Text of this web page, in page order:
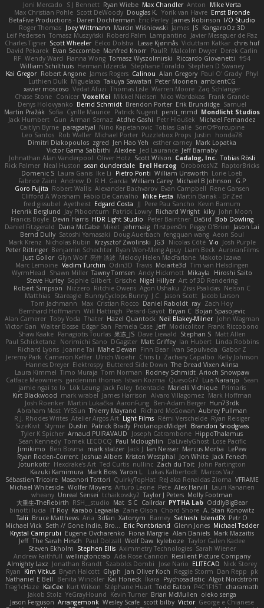
Joni Mercado S J Bennett Ryan Wiebe Max Chandler Anton
Mike Verta
Max Christian Pohle Scott DeWoody Douglas K. Yorik van Havre Ernst Bronde
BetaFive Productions - Daren Dochterman Eric Perley James Robinson I/O Studio
Roger Thomas Joey Wittmann Marcin Wiśniewski James JS KangaroOz 3D
Leif Pedersen Tomasz Muszyński Roberd Palm Lampantino Javier Meseguer de Paz
Charles Tigner Scott Wheeler Eelco Dolstra Lasse Kjønnås Viduttam Katkar chris huf
David Pekarek Evan Seccombe Manfred Knorr PaulR Malcolm Dwyer Derek Carlin
RF Wendy Ward Fianna Wong Tomasz Wyszolmirski Riccardo Giovanetti fr54
William Schilthuis Herman Idzerda Stephane Toraldo Stephen D Swaney
Kai Gregor Robert Angone James Rogers Calinou Alan Gregory Paul O' Grady Phyl
Luthien Dulk Miguelaxa Takuya Sawatari Peter Moonen ambientCG
xavier moscoso Vedat Afuzi Thomas Lisle Warren Moore Zaq Schlanger
Chase Stone Conicer VoxelKei Mikkel Nielsen Nico Wardakas Frank Grande
Denys Holovyanko Bernd Schmidt Brendon Porter Erik Brundidge Samuel
Martin Pražák Sofia Cyrille Maurice Patrick Nugent penti_mmd Mondlicht Studios
Jack Humbert Gun Arman Sernaz Atdhe Gashi Petr Hloušek
Michael Fernandez
Caitlyn Byrne paragsatyal Nino Kapetanovic Tobias Gallé SonOfPorcupine
Leo Santos Rob Waller Michael Porter Puzzlebox Props Justin
honda78
Dimitri Diakopoulos zgred Jen Hao Yeh esther carney Mark Lopatka
Victor Gama Sabbithi Alexlee Jed Laurance Jeff Barnaby
Johnathan Alan Vanderpool Oliver Hotz Scott Wilson Cadalog, Inc. Tobias Rösli
Rick Palmer Neal Huston sean dunderdale Erel Herzog OroborosNZ RaptorBricks
Domenic S Laura Ganis Ike Li Pietro Ponti William Unsworth Lorie Loeb
Fabrice Zaini Andrew_D R.H. García William Carey Michael B Johnson
G.P
Goro Fujita Robert Wallis Alexander Bachvarov Evan Campbell Rene Gansen
Clifford A Worsham Fábio De Carvalho Mike Festa Martin Banak - Dr Zed
fred gissubel Ayetheist Edgard Costa JJ Pere Pau Sancho Kevin Barnum
Henrik Berglund Jay Piboontum Patrick Lowry Richard Wright kiky John Moon
Francis Boyle Devin Harris HDR Light Studio Peter Baintner Da5id Bob Dowling
Daniel Fitzgerald Dana McCabe Miket jehrmaig f1rstpers0n Peggy O'Brien Jason Lai
Bernd Dully Satoshi Yamasaki Doug Auerbach fengquan wang Aeon Soul
Mark Krenz Nicholas Rubin Krzysztof Zwolinski JG3 Nicolas Côté V-o Josh Purple
Peter Rittinger Benjamin Schechter Ryan Won-Meng Apuy Liam Beck AuroranFilms
Just Gollor Glyn Wolf 亮作 淡波 Melody Helen MacFarlane Makoto Izawa
Marc Lemoine Vadim Turchin Odin3D Travis Moiarte3d Tim van Helsdingen
WyrmHead
Shawn Miller Tawny Tomsen Andy Hickmott Mikayla
Hiroshi Saito
Steve Hurley Sophie Gilbert Grische Nigel Hillyer Art of 3D Rendering
Robert Simpson
Nizzero Ritchie Owens Agon Ushaku Zisis Psalidas Nelson C
Matthias Stareagle BunnyCyclops Bunny J.C. Jason Scott Jacob Larson
Tom Jachmann
Max Cristian Rocco Daniel Raboldt ray Zach Hoy
Bernhard Hoffmann Will Hattingh Perard-Gayot Bryan C Bojan Spasojevic
Alan Camerer Toby Yoda Thater Hazel Quantock Neil Blakey-Milner John Wagman
Victor Gan Walter Bosse Edgar San Pamela Case Jeff Modicolitor Frank Riccobono
Shaw Kaake Panagiotis Tourlas 果冻_JS Dave Liewald Stephan S Matt Allen
Paul Schicketanz
Norimichi Sano DGagster Matt Griffey Ian Hubert Linda Robbins
Richard Lyons Joanne Tai Mahe Dewan Finn Bear Ivan Sepulveda
Gabor Z
Jeremy Park Cameron Keffer Ulrich Woehr Chris Li Zachary Capalbo Kelly Johnson
Hannes Dreyer Elektrospy Buttered Side Down The Dread Vixen Alinsa
Laura Kimmel Timo Muraja Tom Norman Rodney Schmidt Arioch Snowpaw
Catface Meowmers gardeninn thomas Istvan Kozma QuesoGr7 Luis Naranjo
Sean
jamie ngai to lo
Lök Leung Jack Foley fxtentacle Marielli Vichique Primaris
Kirt Blackwood mark wrabel James Harrison Alvaro Villagomez Mark Hoffman
Josh Roenker Martin Lukačka AaronFung Ben-Adam Berger Hun73rdk
Abraham Mast YYSSun Thierry Mayrand Richard McGowan Aubrey Pullman
R.J. Rhodes Writes Atelier Argos Art Light Films Rémi Verschelde Ryan Reisiger
SizeKivit Stymie Dustin Patrick Brady ProtanopicMidget Brandon Snodgrass
Tyler K Spicher Arnaud PUIRAVAUD Joseph Catrambone HippoThalamus
Sean Kennedy Tomek LECOCQ Paul Mcloughlin DaLivelyGhost Lose Pacific
Jimikimo
Ben Bosma mark stalzer Jack J Ian Neisser Marcus Morba
LePew
Ryan Roden-Corrent Joshua Albers Kristen Westphal Jon White Jack Fenech
Jotunkottr Hexdrake's Art Ted Curtis nullinc Zach du Toit John Partington
Kazuki Kamimura Mark Boss Yaron L. Lukas Kalbertodt Marcos Vaz
Sébastien Tricoire Masanori Tottori QuirkyTopHat ReJ aka Renaldas Zioma VFRAME
Michael Whiteside Wolfer Moyens Arturo Leone Pete Alex Harvill
Lauri Kananen
wheany Unreal Sensei tchaikovsky2 Taylor J Peters Molly Footman
大重生-TheRebirth RSH__studio Mat S C Cailrdar PYTHA Lab OddlyBigBear
binotti lucia
IT Roy Karabo Legwaila Zane Olson Chord Shore A. Stan Konowitz
Talii Bruce Matthews Aria 3dfan Xatonym Barney Sethesh blendFX Petr O
Michael Vick Seth // Gone Indie, Bro... Eric Pontbriand Glenn Jones Michael Tedder
Krystal Camprubi Eugene Ovcharenko Fiona Margrie Alan Daniels Mark Mazaitis
Jeff The Sarah Hirsch Paul Dolzall Wolf Daw kyleboze Taylor Galen Kadee
Steven Ekholm Stephen Ellis Aximmetry Technologies Sarah Wiener
Andrew Faithfull wellingtoncrab Ada Rose Cannon Resilient Picture Company
Almighty Laxz Jonathan Brandt Szabolcs Dombi Jose Nario ELITECAD Nick Storey
Ryan Kim Vitkus Bryan Halcott Glyph Jan Oliver Koch Reggie Storm Dan Repp pk
Nathaniel E Bell
Benita Winckler Kai Honeck Íkara Psychosadistic Algot Nordström
Trag1cHaze KaiCee Kurt Wilson Stéphane Huart Todd Eaton P4C1F15T charamath
Jakob Stolz YeGrayHound Kevin Turner Brian McMullen oleko senga
Jason Ferguson Arrangemonk Wesley Scafe scott bilby Victor George e Chianese